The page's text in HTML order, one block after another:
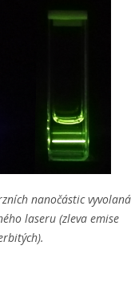
nanočástic vyvolaná
laseru (zleva emise